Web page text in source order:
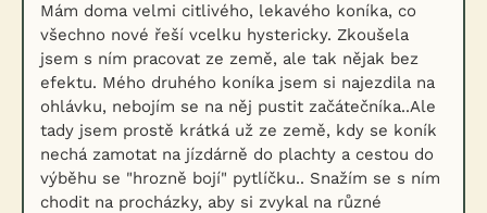
Mám doma velmi citlivého, lekavého koníka, co
všechno nové řeší vcelku hystericky. Zkoušela
jsem s ním pracovat ze země, ale tak nějak bez
efektu. Mého druhého koníka jsem si najezdila na
ohlávku, nebojím se na něj pustit začátečníka..Ale
tady jsem prostě krátká už ze země, kdy se koník
nechá zamotat na jízdárně do plachty a cestou do
výběhu se "hrozně bojí" pytlíčku.. Snažím se s ním
chodit na procházky, aby si zvykal na různé